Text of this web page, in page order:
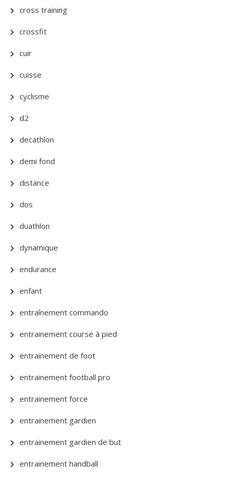
cross training
crossfit
cuir
cuisse
cyclisme
d2
decathlon
demi fond
distance
dos
duathlon
dynamique
endurance
enfant
entraînement commando
entrainement course à pied
entrainement de foot
entrainement football pro
entrainement force
entrainement gardien
entrainement gardien de but
entrainement handball